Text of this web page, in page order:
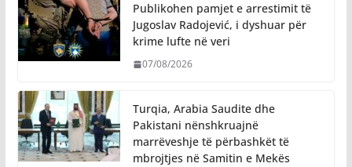
Publikohen pamjet e arrestimit të
Jugoslav Radojević, i dyshuar për
krime lufte në veri
07/08/2026
Turqia, Arabia Saudite dhe
Pakistani nënshkruajnë
marrëveshje të përbashkët të
mbrojtjes në Samitin e Mekës